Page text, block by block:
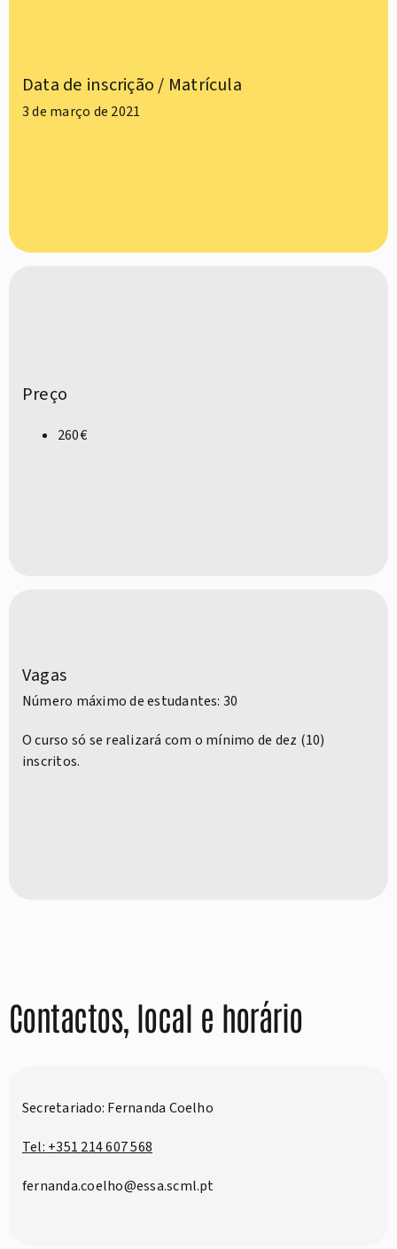
Data de inscrição / Matrícula
3 de março de 2021
Preço
260€
Vagas
Número máximo de estudantes: 30
O curso só se realizará com o mínimo de dez (10)
inscritos.
Contactos, local e horário
Secretariado: Fernanda Coelho
Tel: +351 214 607 568
fernanda.coelho@essa.scml.pt